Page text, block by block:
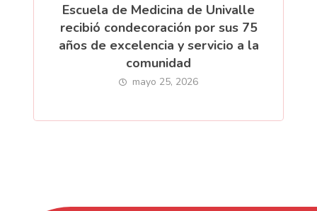
Escuela de Medicina de Univalle
recibió condecoración por sus 75
años de excelencia y servicio a la
comunidad
mayo 25, 2026